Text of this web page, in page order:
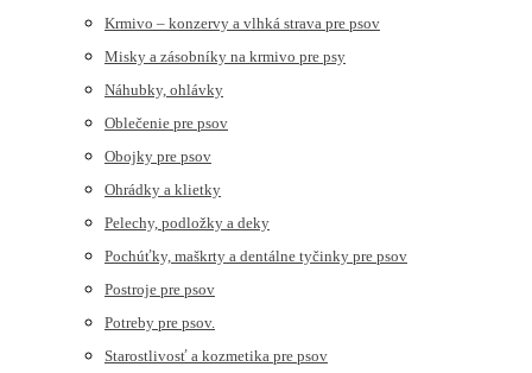
Krmivo – konzervy a vlhká strava pre psov
Misky a zásobníky na krmivo pre psy
Náhubky, ohlávky
Oblečenie pre psov
Obojky pre psov
Ohrádky a klietky
Pelechy, podložky a deky
Pochúťky, maškrty a dentálne tyčinky pre psov
Postroje pre psov
Potreby pre psov.
Starostlivosť a kozmetika pre psov